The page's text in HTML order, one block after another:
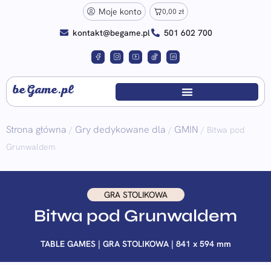
Moje konto 0,00 zł
kontakt@begame.pl 501 602 700
beGame.pl
Strona główna / Gry dedykowane dla / GMIN / Bitwa pod
Grunwaldem
GRA STOLIKOWA
Bitwa pod Grunwaldem
TABLE GAMES | GRA STOLIKOWA | 841 x 594 mm